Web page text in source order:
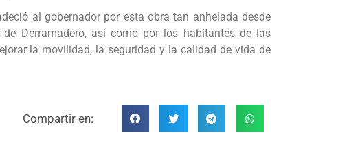
al gobernador por esta obra tan anhelada desde
Derramadero, así como por los habitantes de las
la movilidad, la seguridad y la calidad de vida de
Compartir en: